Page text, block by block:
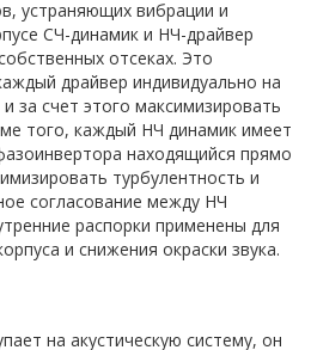
устраняющих вибрации и
СЧ-динамик и НЧ-драйвер
отсеках. Это
драйвер индивидуально на
за счет этого максимизировать
того, каждый НЧ динамик имеет
находящийся прямо
турбулентность и
согласование между НЧ
распорки применены для
и снижения окраски звука.
на акустическую систему, он